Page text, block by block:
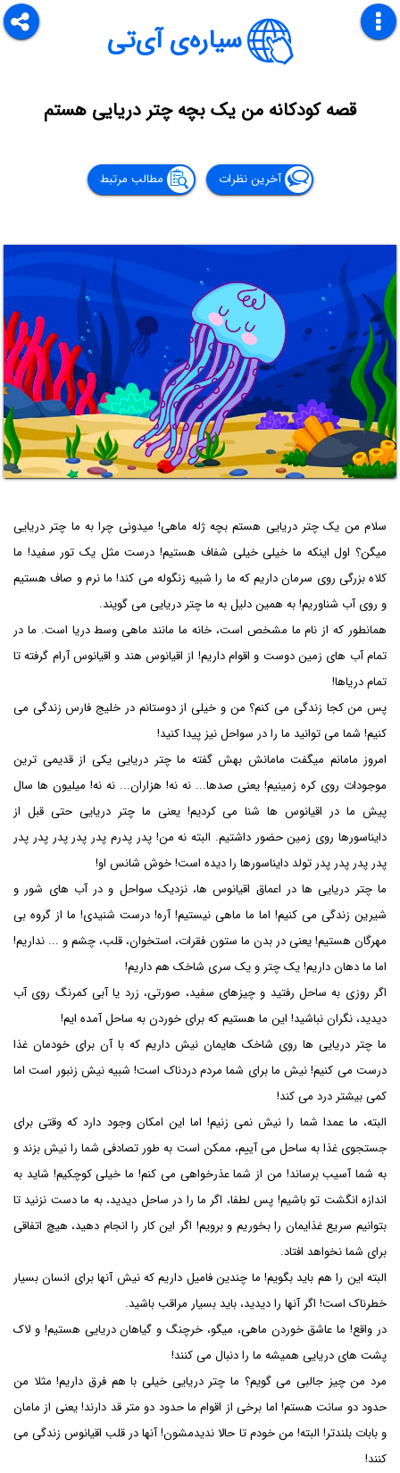
سیاره‌ی آی‌تی
قصه کودکانه من یک بچه چتر دریایی هستم
آخرین نظرات مطالب مرتبط
سلام من یک چتر دریایی هستم بچه ژله ماهی! میدونی چرا به ما چتر دریایی
میگن؟ اول اینکه ما خیلی خیلی شفاف هستیم! درست مثل یک تور سفید! ما
کلاه بزرگی روی سرمان داریم که ما را شبیه زنگوله می کند! ما نرم و صاف هستیم
و روی آب شناوریم! به همین دلیل به ما چتر دریایی می گویند.
همانطور که از نام ما مشخص است، خانه ما مانند ماهی وسط دریا است. ما در
تمام آب های زمین دوست و اقوام داریم! از اقیانوس هند و اقیانوس آرام گرفته تا
تمام دریاها!
پس من کجا زندگی می کنم؟ من و خیلی از دوستانم در خلیج فارس زندگی می
کنیم! شما می توانید ما را در سواحل نیز پیدا کنید!
امروز مامانم میگفت مامانش بهش گفته ما چتر دریایی یکی از قدیمی ترین
موجودات روی کره زمینیم! یعنی صدها... نه نه! هزاران... نه نه! میلیون ها سال
پیش ما در اقیانوس ها شنا می کردیم! یعنی ما چتر دریایی حتی قبل از
دایناسورها روی زمین حضور داشتیم. البته نه من! پدر پدرم پدر پدر پدر پدر پدر
پدر پدر پدر پدر تولد دایناسورها را دیده است! خوش شانس او!
ما چتر دریایی ها در اعماق اقیانوس ها، نزدیک سواحل و در آب های شور و
شیرین زندگی می کنیم! اما ما ماهی نیستیم! آره! درست شنیدی! ما از گروه بی
مهرگان هستیم! یعنی در بدن ما ستون فقرات، استخوان، قلب، چشم و ... نداریم!
اما ما دهان داریم! یک چتر و یک سری شاخک هم داریم!
اگر روزی به ساحل رفتید و چیزهای سفید، صورتی، زرد یا آبی کمرنگ روی آب
دیدید، نگران نباشید! این ما هستیم که برای خوردن به ساحل آمده ایم!
ما چتر دریایی ها روی شاخک هایمان نیش داریم که با آن برای خودمان غذا
درست می کنیم! نیش ما برای شما مردم دردناک است! شبیه نیش زنبور است اما
کمی بیشتر درد می کند!
البته، ما عمدا شما را نیش نمی زنیم! اما این امکان وجود دارد که وقتی برای
جستجوی غذا به ساحل می آییم، ممکن است به طور تصادفی شما را نیش بزند و
به شما آسیب برساند! من از شما عذرخواهی می کنم! ما خیلی کوچکیم! شاید به
اندازه انگشت تو باشیم! پس لطفا، اگر ما را در ساحل دیدید، به ما دست نزنید تا
بتوانیم سریع غذایمان را بخوریم و برویم! اگر این کار را انجام دهید، هیچ اتفاقی
برای شما نخواهد افتاد.
البته این را هم باید بگویم! ما چندین فامیل داریم که نیش آنها برای انسان بسیار
خطرناک است! اگر آنها را دیدید، باید بسیار مراقب باشید.
در واقع! ما عاشق خوردن ماهی، میگو، خرچنگ و گیاهان دریایی هستیم! و لاک
پشت های دریایی همیشه ما را دنبال می کنند!
مرد من چیز جالبی می گویم؟ ما چتر دریایی خیلی با هم فرق داریم! مثلا من
حدود دو سانت هستم! اما برخی از اقوام ما حدود دو متر قد دارند! یعنی از مامان
و بابات بلندتر! البته! من خودم تا حالا ندیدمشون! آنها در قلب اقیانوس زندگی می
کنند!